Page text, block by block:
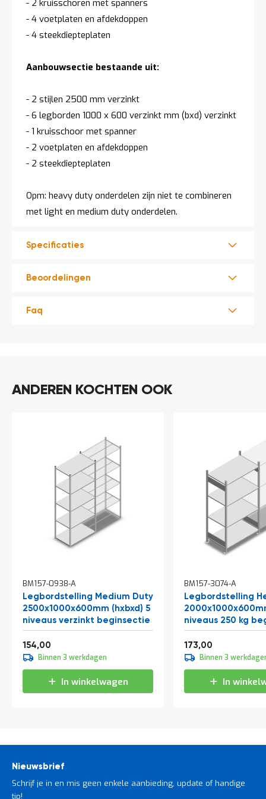
- 2 kruisschoren met spanners
- 4 voetplaten en afdekdoppen
- 4 steekdiepteplaten
Aanbouwsectie bestaande uit:
- 2 stijlen 2500 mm verzinkt
- 6 legborden 1000 x 600 verzinkt mm (bxd) verzinkt
- 1 kruisschoor met spanner
- 2 voetplaten en afdekdoppen
- 2 steekdiepteplaten
Opm: heavy duty onderdelen zijn niet te combineren
met light en medium duty onderdelen.
Specificaties
Beoordelingen
Faq
ANDEREN KOCHTEN OOK
BM157-0938-A
Legbordstelling Medium Duty
2500x1000x600mm (hxbxd) 5
niveaus verzinkt beginsectie
Vanaf
154,00
Binnen 3 werkdagen
In winkelwagen
BM157-3074-A
Legbordstelling
niveaus 250 kg
Vanaf
173,00
Binnen 3
In
Nieuwsbrief
Schrijf je in en mis geen enkele aanbieding, update of handige
tip!